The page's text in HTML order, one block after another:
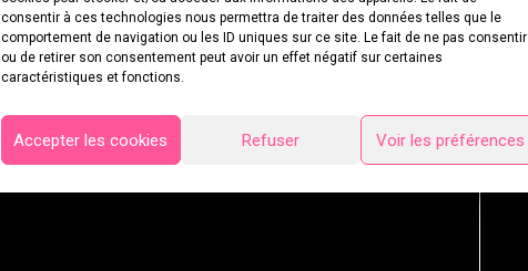
consentir à ces technologies nous permettra de traiter des données telles que le
comportement de navigation ou les ID uniques sur ce site. Le fait de ne pas consentir
ou de retirer son consentement peut avoir un effet négatif sur certaines
caractéristiques et fonctions.
Accepter les cookies Refuser Voir les préférences